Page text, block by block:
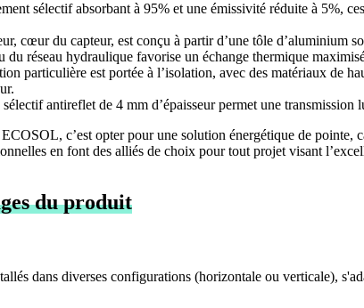
sélectif absorbant à 95% et une émissivité réduite à 5%,
cœur du capteur, est conçu à partir d’une tôle d’aluminium
réseau hydraulique favorise un échange thermique
particulière est portée à l’isolation, avec des matériaux de
antireflet de 4 mm d’épaisseur permet une
c’est opter pour une solution énergétique de
en font des alliés de choix pour tout projet visant
du produit
dans diverses configurations (horizontale ou verticale),